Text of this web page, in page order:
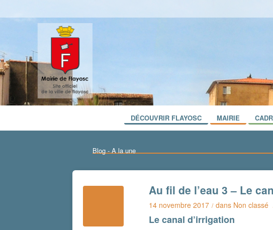
DÉCOUVRIR FLAYOSC MAIRIE
Blog - A la une
Au fil de l’eau 3 – Le
14 novembre 2017 / dans Non classé
Le canal d’irrigation